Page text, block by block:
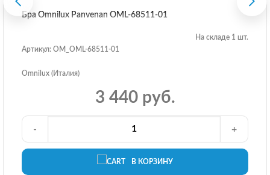
Бра Omnilux Panvenan OML-68511-01
На складе 1 шт.
Артикул: OM_OML-68511-01
Omnilux (Италия)
3 440 руб.
В КОРЗИНУ
- +